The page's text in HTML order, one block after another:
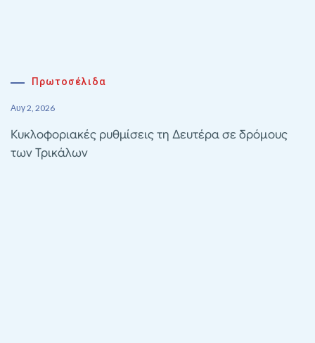
Πρωτοσέλιδα
Αυγ 2, 2026
Κυκλοφοριακές ρυθμίσεις τη Δευτέρα σε δρόμους
των Τρικάλων